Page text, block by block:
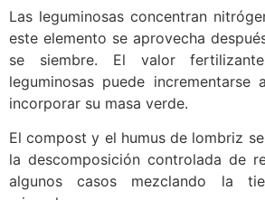
Las leguminosas concentran
este elemento se aprovecha
se siembre. El valor
leguminosas puede
incorporar su masa verde.
El compost y el humus de lombriz
la descomposición controlada de
algunos casos mezclando la